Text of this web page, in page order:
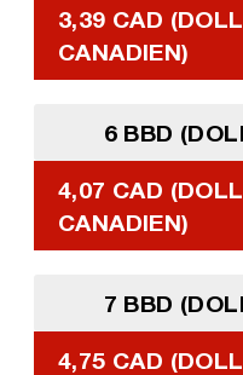
3,39 CAD
CANADIEN)
6 BBD
4,07 CAD
CANADIEN)
7 BBD
4,75 CAD